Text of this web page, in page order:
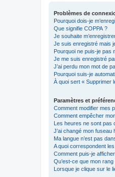
Problèmes de
Pourquoi dois-je
Que signifie COPPA ?
Je souhaite
Je suis enregistré mais
Pourquoi ne puis-je pas
Je me suis enregistré
J’ai perdu mon mot de
Pourquoi suis-je
À quoi sert « Supprimer
Paramètres et
Comment modifier mes
Comment empêcher
Les heures ne sont pas
J’ai changé mon fuseau
Ma langue n’est pas
A quoi correspondent
Comment puis-je
Qu’est-ce que mon
Lorsque je clique sur le